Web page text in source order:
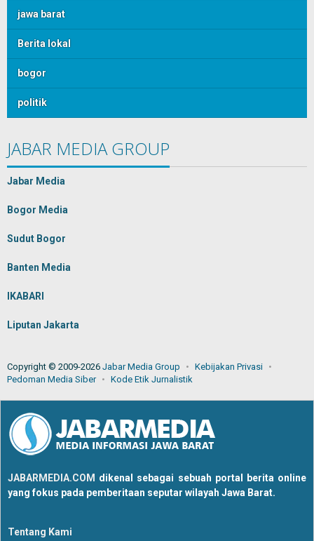
jawa barat
Berita lokal
bogor
politik
JABAR MEDIA GROUP
Jabar Media
Bogor Media
Sudut Bogor
Banten Media
IKABARI
Liputan Jakarta
Copyright © 2009-2026 Jabar Media Group
Kebijakan Privasi
Pedoman Media Siber
Kode Etik Jurnalistik
JABARMEDIA.COM dikenal sebagai sebuah portal berita online
yang fokus pada pemberitaan seputar wilayah Jawa Barat.
Tentang Kami